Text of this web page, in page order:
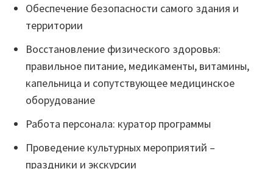
Обеспечение безопасности самого здания и
территории
Восстановление физического здоровья:
правильное питание, медикаменты, витамины,
капельница и сопутствующее медицинское
оборудование
Работа персонала: куратор программы
Проведение культурных мероприятий –
праздники и экскурсии